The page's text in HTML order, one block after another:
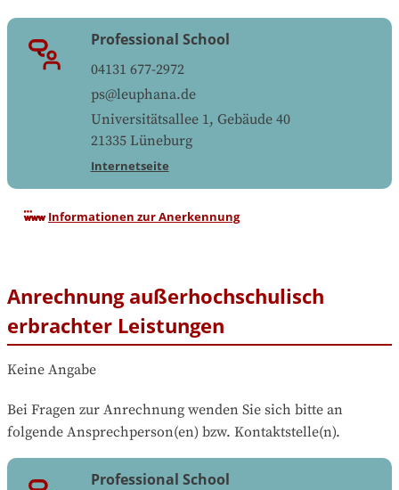
Professional School
04131 677-2972
ps@leuphana.de
Universitätsallee 1, Gebäude 40
21335 Lüneburg
Internetseite
Informationen zur Anerkennung
Anrechnung außerhochschulisch
erbrachter Leistungen
Keine Angabe
Bei Fragen zur Anrechnung wenden Sie sich bitte an
folgende Ansprechperson(en) bzw. Kontaktstelle(n).
Professional School